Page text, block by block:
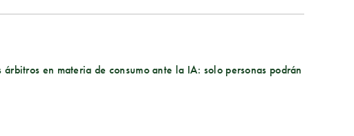
en materia de consumo ante la IA: solo personas podrán